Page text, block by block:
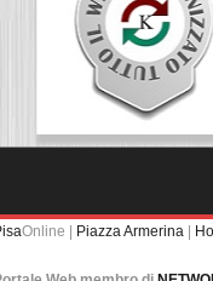
Online | Piazza Armerina |